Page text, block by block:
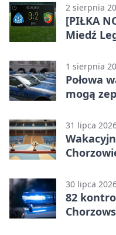
2 sierpnia
[PIŁKA
Miedź
1 sierpnia
Połowa
mogą
31 lipca
30 lipca
82